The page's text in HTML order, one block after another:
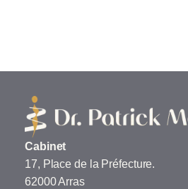
Cabinet
17, Place de la Préfecture.
62000 Arras